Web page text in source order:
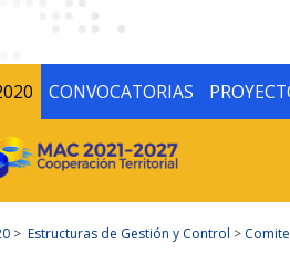
CONVOCATORIAS
> Estructuras de Gestión y Control >